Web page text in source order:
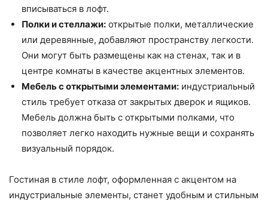
вписываться в лофт.
Полки и стеллажи: открытые полки, металлические
или деревянные, добавляют пространству легкости.
Они могут быть размещены как на стенах, так и в
центре комнаты в качестве акцентных элементов.
Мебель с открытыми элементами: индустриальный
стиль требует отказа от закрытых дверок и ящиков.
Мебель должна быть с открытыми полками, что
позволяет легко находить нужные вещи и сохранять
визуальный порядок.
Гостиная в стиле лофт, оформленная с акцентом на
индустриальные элементы, станет удобным и стильным